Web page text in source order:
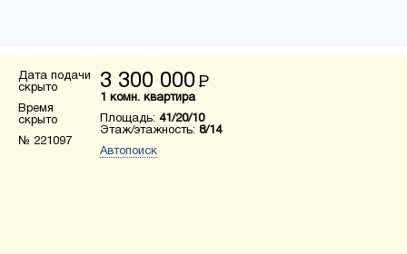
Дата подачи
скрыто
Время
скрыто
№ 221097
3 300 000 Р
1 комн. квартира
Площадь: 41/20/10
Этаж/этажность: 8/14
Автопоиск